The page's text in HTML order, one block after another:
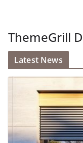
ThemeGrill
Latest News